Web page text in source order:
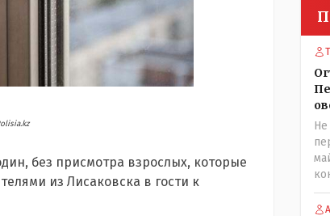
без присмотра взрослых, которые
из Лисаковска в гости к
Не